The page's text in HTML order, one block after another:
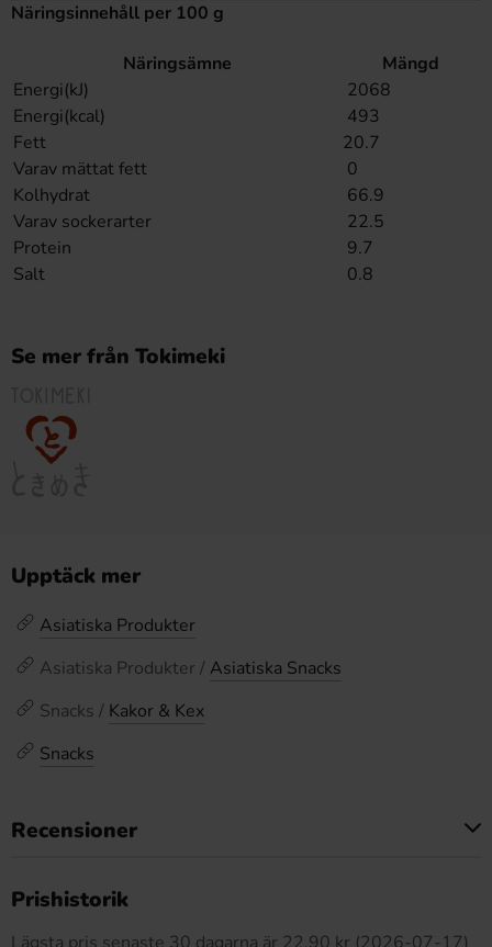
Näringsinnehåll per 100 g
Näringsämne
Mängd
Energi(kJ)
2068
Energi(kcal)
493
Fett
20.7
Varav mättat fett
0
Kolhydrat
66.9
Varav sockerarter
22.5
Protein
9.7
Salt
0.8
Se mer från Tokimeki
Upptäck mer
Asiatiska Produkter
Asiatiska Produkter / Asiatiska Snacks
Snacks / Kakor & Kex
Snacks
Recensioner
Prishistorik